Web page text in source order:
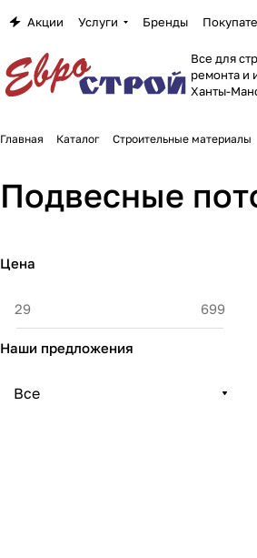
Акции Услуги Бренды
Все для
ремонта и
Ханты-
Главная Каталог Строительные материалы
Подвесные
Цена
Наши предложения
Все